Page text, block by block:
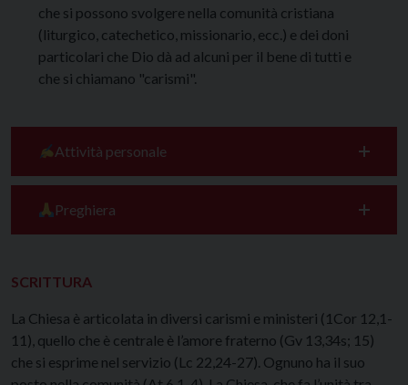
che si possono svolgere nella comunità cristiana
(liturgico, catechetico, missionario, ecc.) e dei doni
particolari che Dio dà ad alcuni per il bene di tutti e
che si chiamano "carismi".
Attività personale
Preghiera
SCRITTURA
La Chiesa è articolata in diversi carismi e ministeri (1Cor 12,1-
11), quello che è centrale è l’amore fraterno (Gv 13,34s; 15)
che si esprime nel servizio (Lc 22,24-27). Ognuno ha il suo